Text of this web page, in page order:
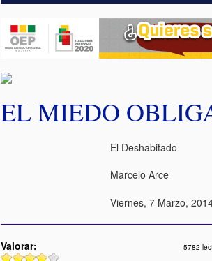
EL MIEDO
El Deshabitado
Marcelo Arce
Viernes, 7 Marzo,
Valorar: 5782